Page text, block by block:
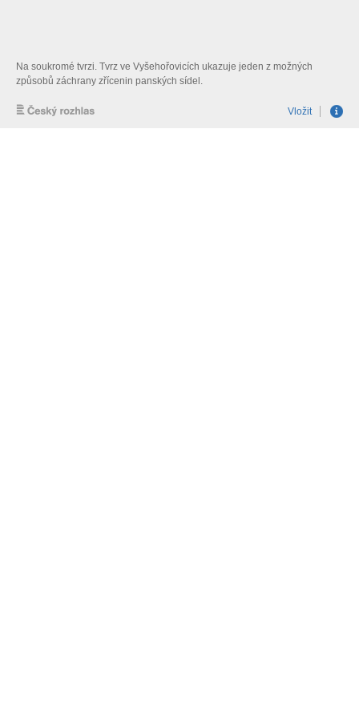
Na soukromé tvrzi. Tvrz ve Vyšehořovicích ukazuje jeden z možných
způsobů záchrany zřícenin panských sídel.
Vložit